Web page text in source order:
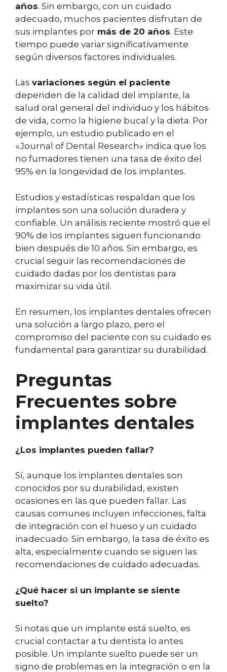
años. Sin embargo, con un cuidado
adecuado, muchos pacientes disfrutan de
sus implantes por más de 20 años. Este
tiempo puede variar significativamente
según diversos factores individuales.
Las variaciones según el paciente
dependen de la calidad del implante, la
salud oral general del individuo y los hábitos
de vida, como la higiene bucal y la dieta. Por
ejemplo, un estudio publicado en el
«Journal of Dental Research» indica que los
no fumadores tienen una tasa de éxito del
95% en la longevidad de los implantes.
Estudios y estadísticas respaldan que los
implantes son una solución duradera y
confiable. Un análisis reciente mostró que el
90% de los implantes siguen funcionando
bien después de 10 años. Sin embargo, es
crucial seguir las recomendaciones de
cuidado dadas por los dentistas para
maximizar su vida útil.
En resumen, los implantes dentales ofrecen
una solución a largo plazo, pero el
compromiso del paciente con su cuidado es
fundamental para garantizar su durabilidad.
Preguntas
Frecuentes sobre
implantes dentales
¿Los implantes pueden fallar?
Sí, aunque los implantes dentales son
conocidos por su durabilidad, existen
ocasiones en las que pueden fallar. Las
causas comunes incluyen infecciones, falta
de integración con el hueso y un cuidado
inadecuado. Sin embargo, la tasa de éxito es
alta, especialmente cuando se siguen las
recomendaciones de cuidado adecuadas.
¿Qué hacer si un implante se siente
suelto?
Si notas que un implante está suelto, es
crucial contactar a tu dentista lo antes
posible. Un implante suelto puede ser un
signo de problemas en la integración o en la